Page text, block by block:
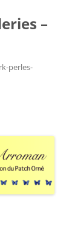
–
perles-